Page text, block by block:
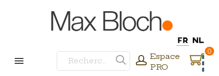
Espace
PRO
0